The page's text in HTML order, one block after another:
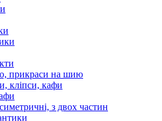
прикраси на шию
кліпси, кафи
з двох частин